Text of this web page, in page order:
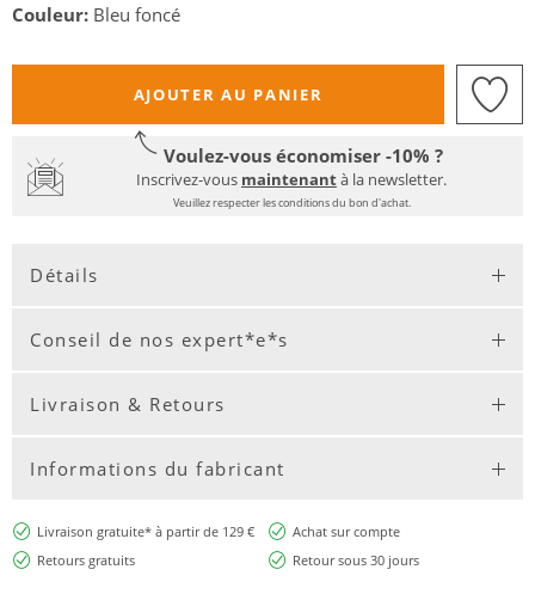
Couleur: Bleu foncé
AJOUTER AU PANIER
Voulez-vous économiser -10% ?
Inscrivez-vous maintenantà la newsletter.
Veuillez respecter les conditions du bon d'achat.
Détails
Conseil de nos expert*e*s
Livraison & Retours
Informations du fabricant
Livraison gratuite* à partir de 129 €
Achat sur compte
Retours gratuits
Retour sous 30 jours